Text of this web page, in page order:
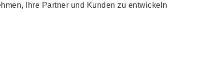
Ihre Partner und Kunden zu entwickeln